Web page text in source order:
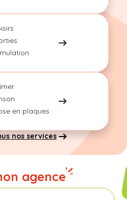
en plaques
nos services
agence